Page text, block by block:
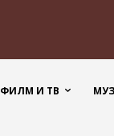
ФИЛМ И ТВ